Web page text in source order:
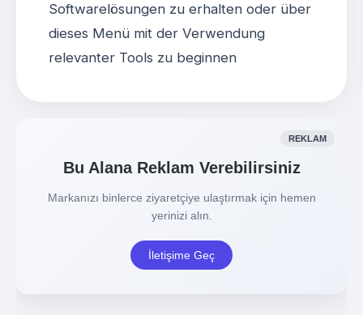
Softwarelösungen zu erhalten oder über
dieses Menü mit der Verwendung
relevanter Tools zu beginnen